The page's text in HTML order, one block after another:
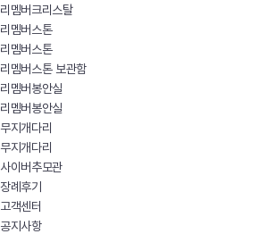
리멤버크리스탈
리멤버스톤
리멤버스톤
리멤버스톤 보관함
리멤버봉안실
리멤버봉안실
무지개다리
무지개다리
사이버추모관
장례후기
고객센터
공지사항